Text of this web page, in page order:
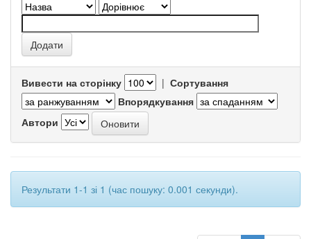
Вивести на сторінку | Сортування
Впорядкування
Автори
Результати 1-1 зі 1 (час пошуку: 0.001 секунди).